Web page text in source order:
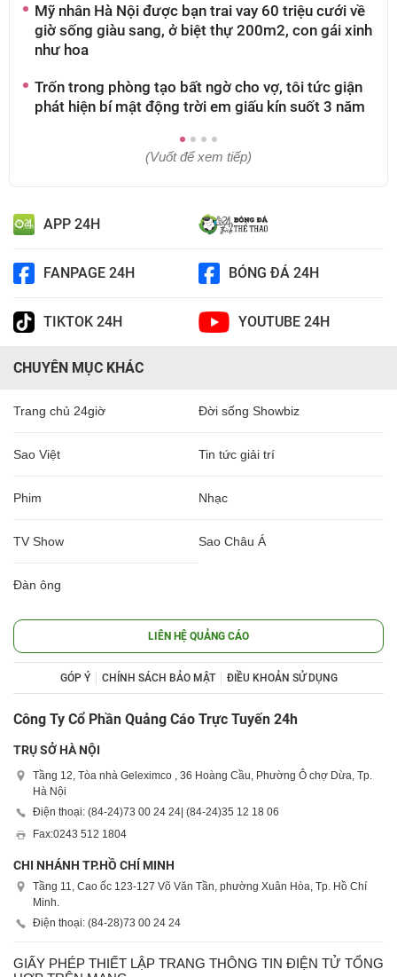
Mỹ nhân Hà Nội được bạn trai vay 60 triệu cưới về
giờ sống giàu sang, ở biệt thự 200m2, con gái xinh
như hoa
Trốn trong phòng tạo bất ngờ cho vợ, tôi tức giận
phát hiện bí mật động trời em giấu kín suốt 3 năm
(Vuốt để xem tiếp)
APP 24H
FANPAGE 24H BÓNG ĐÁ 24H
TIKTOK 24H YOUTUBE 24H
CHUYÊN MỤC KHÁC
Trang chủ 24giờ Đời sống Showbiz
Sao Việt Tin tức giải trí
Phim Nhạc
TV Show Sao Châu Á
Đàn ông
LIÊN HỆ QUẢNG CÁO
GÓP Ý CHÍNH SÁCH BẢO MẬT ĐIỀU KHOẢN SỬ DỤNG
Công Ty Cổ Phần Quảng Cáo Trực Tuyến 24h
TRỤ SỞ HÀ NỘI
Tầng 12, Tòa nhà Geleximco , 36 Hoàng Cầu, Phường Ô chợ Dừa, Tp.
Hà Nội
Điện thoại: (84-24)73 00 24 24| (84-24)35 12 18 06
Fax:0243 512 1804
CHI NHÁNH TP.HỒ CHÍ MINH
Tầng 11, Cao ốc 123-127 Võ Văn Tần, phường Xuân Hòa, Tp. Hồ Chí
Minh.
Điện thoại: (84-28)73 00 24 24
GIẤY PHÉP THIẾT LẬP TRANG THÔNG TIN ĐIỆN TỬ TỔNG